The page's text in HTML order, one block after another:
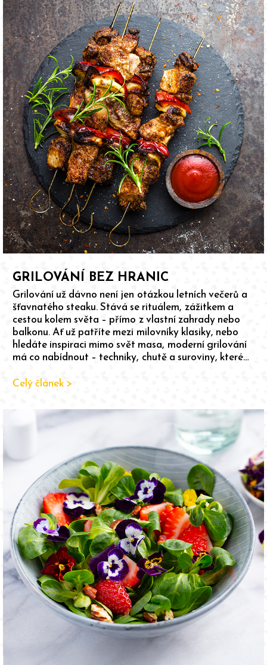
GRILOVÁNÍ BEZ HRANIC
Grilování už dávno není jen otázkou letních večerů a
šťavnatého steaku. Stává se rituálem, zážitkem a
cestou kolem světa – přímo z vlastní zahrady nebo
balkonu. Ať už patříte mezi milovníky klasiky, nebo
hledáte inspiraci mimo svět masa, moderní grilování
má co nabídnout – techniky, chutě a suroviny, které
Celý článek >